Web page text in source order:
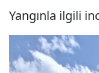
Yangınla ilgili